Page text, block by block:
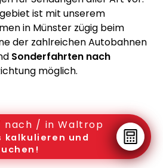
ist mit unserem
in Münster zügig beim
der zahlreichen Autobahnen
Sonderfahrten nach
möglich.
nach / in Waltrop
kalkulieren und